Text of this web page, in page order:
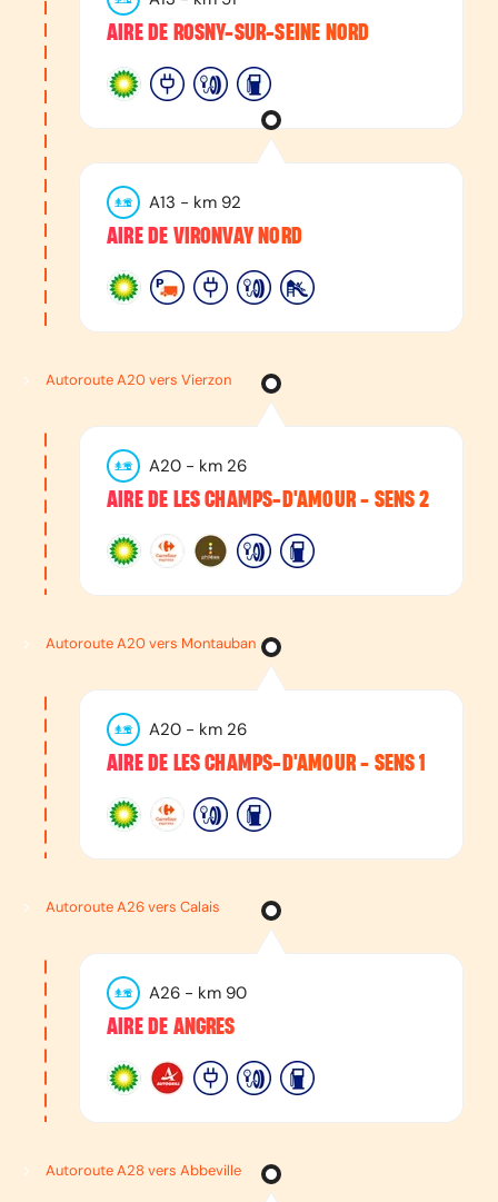
AIRE DE ROSNY-SUR-SEINE NORD
A13 - km 92
AIRE DE VIRONVAY NORD
Autoroute A20 vers Vierzon
A20 - km 26
AIRE DE LES CHAMPS-D'AMOUR - SENS 2
Autoroute A20 vers Montauban
A20 - km 26
AIRE DE LES CHAMPS-D'AMOUR - SENS 1
Autoroute A26 vers Calais
A26 - km 90
AIRE DE ANGRES
Autoroute A28 vers Abbeville